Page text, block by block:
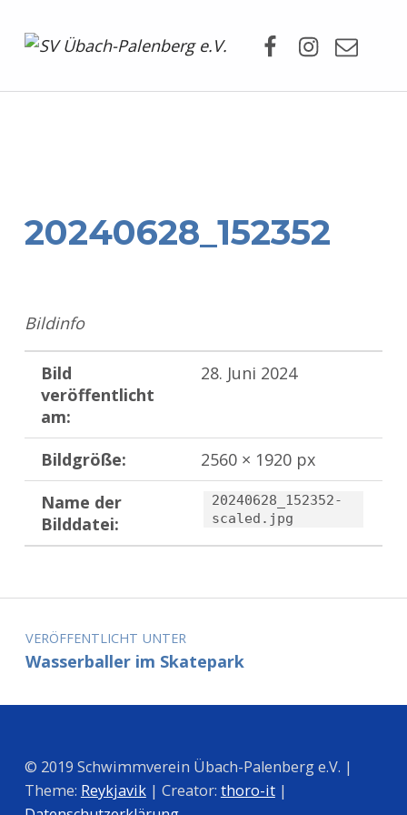
20240628_152352
Bildinfo
Bild
veröffentlicht
am:
28. Juni 2024
Bildgröße:
2560 × 1920 px
Name der
Bilddatei:
20240628_152352-
scaled.jpg
Zurück zur Hauptnavigation springen
Beitragsnavigation
VERÖFFENTLICHT UNTER
Wasserballer im Skatepark
© 2019 Schwimmverein Übach-Palenberg e.V. |
Theme: Reykjavik| Creator: thoro-it|